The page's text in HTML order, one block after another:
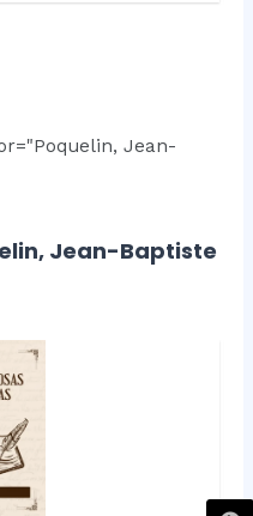
Jean-
Jean-Baptiste